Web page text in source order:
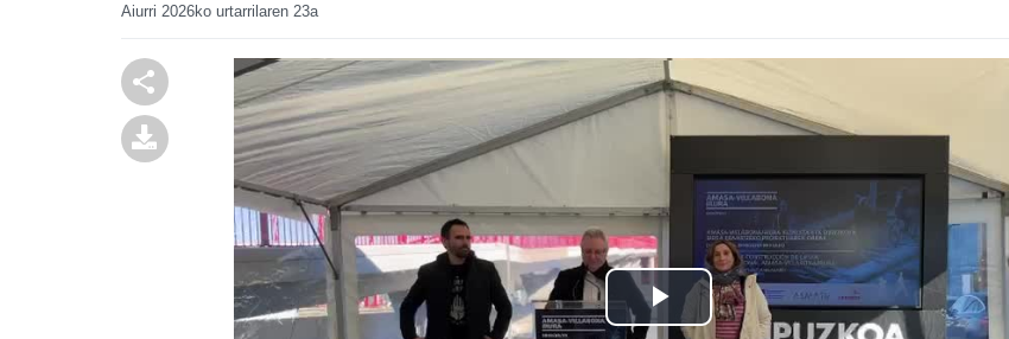
Aiurri 2026ko urtarrilaren 23a